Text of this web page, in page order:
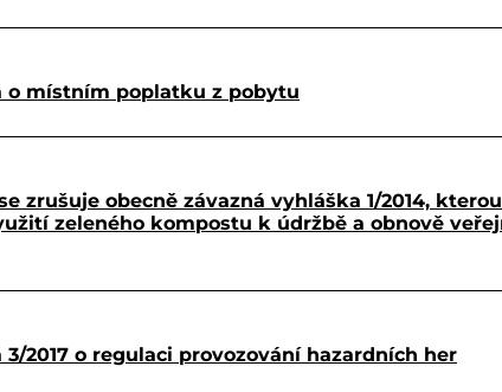
o místním poplatku z pobytu
zrušuje obecně závazná vyhláška 1/2014,
zeleného kompostu k údržbě a obnově
2017 o regulaci provozování hazardních her